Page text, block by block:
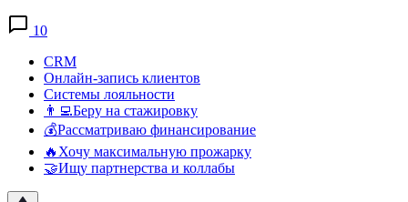
10
CRM
Онлайн-запись клиентов
Системы лояльности
👨‍💻Беру на стажировку
💰Рассматриваю финансирование
🔥Хочу максимальную прожарку
🤝Ищу партнерства и коллабы